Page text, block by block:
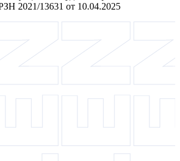
2021/13631 от 10.04.2025